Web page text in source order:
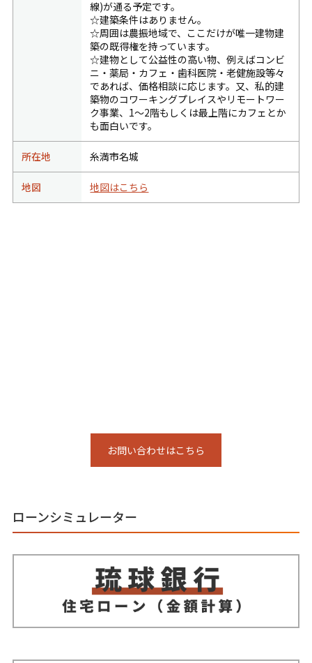
線)が通る予定です。
☆建築条件はありません。
☆周囲は農振地域で、ここだけが唯一建物建
築の既得権を持っています。
☆建物として公益性の高い物、例えばコンビ
ニ・薬局・カフェ・歯科医院・老健施設等々
であれば、価格相談に応じます。又、私的建
築物のコワーキングプレイスやリモートワー
ク事業、1～2階もしくは最上階にカフェとか
も面白いです。
所在地 糸満市名城
地図 地図はこちら
お問い合わせはこちら
ローンシミュレーター